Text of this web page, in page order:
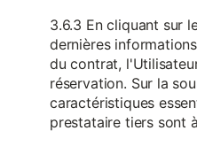
3.6.3 En cliquant sur
dernières
du contrat,
réservation. Sur la
caractéristiques
prestataire tiers sont